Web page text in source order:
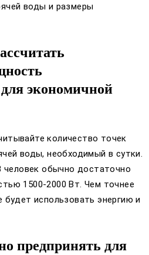
воды и размеры
для экономичной
количество точек
воды, необходимый в сутки.
человек обычно достаточно
1500-2000 Вт. Чем точнее
использовать энергию и
предпринять для